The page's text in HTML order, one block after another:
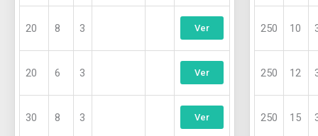
20 8 3 Ver
20 6 3 Ver
30 8 3 Ver
250 10
250 12
250 15